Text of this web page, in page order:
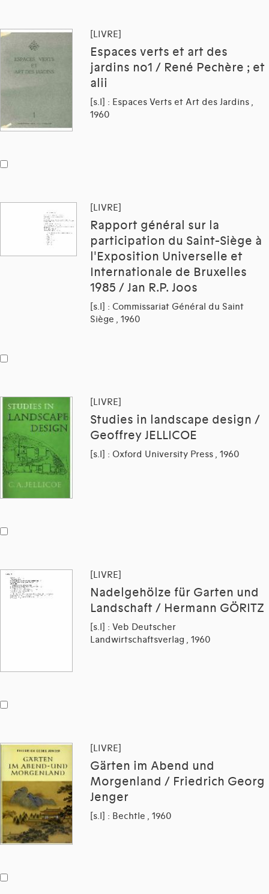
[LIVRE]
Espaces verts et art des
jardins no1 / René Pechère ; et
alii
[s.l] : Espaces Verts et Art des Jardins ,
1960
[LIVRE]
Rapport général sur la
participation du Saint-Siège à
l'Exposition Universelle et
Internationale de Bruxelles
1985 / Jan R.P. Joos
[s.l] : Commissariat Général du Saint
Siège , 1960
[LIVRE]
Studies in landscape design /
Geoffrey JELLICOE
[s.l] : Oxford University Press , 1960
[LIVRE]
Nadelgehölze für Garten und
Landschaft / Hermann GÖRITZ
[s.l] : Veb Deutscher
Landwirtschaftsverlag , 1960
[LIVRE]
Gärten im Abend und
Morgenland / Friedrich Georg
Jenger
[s.l] : Bechtle , 1960